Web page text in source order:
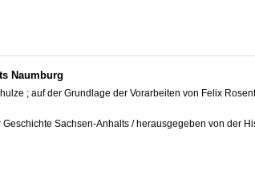
Naumburg
; auf der Grundlage der Vorarbeiten von Felix
Geschichte Sachsen-Anhalts / herausgegeben von der